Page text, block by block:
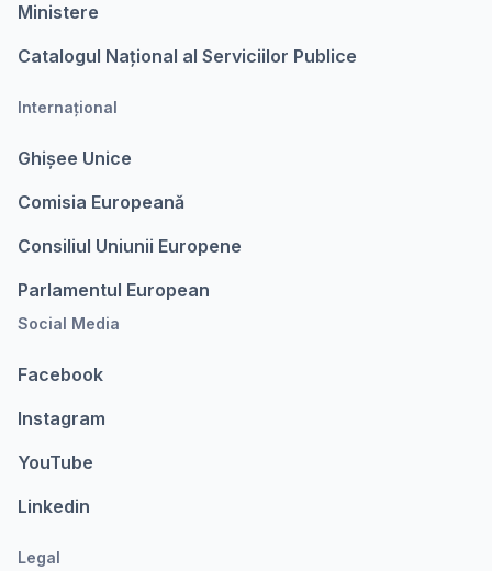
Ministere
Catalogul Național al Serviciilor Publice
Internațional
Ghișee Unice
Comisia Europeanǎ
Consiliul Uniunii Europene
Parlamentul European
Social Media
Facebook
Instagram
YouTube
Linkedin
Legal